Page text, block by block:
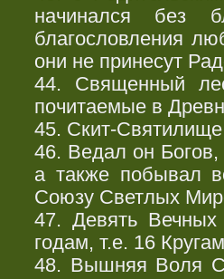
начинался без
благословления
они не принесут
44. Священный
почитаемые в
45. Скит-
46. Ведал он
а также побывал
Союзу Светлых
47. Девять
годам, т.е. 16
48. Вышняя Воля